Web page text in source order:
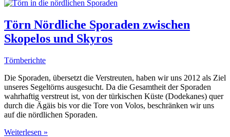
Samos
Kalymnos
–
im
Törn Nördliche Sporaden zwischen
Skopelos und Skyros
Törnberichte
Die Sporaden, übersetzt die Verstreuten, haben wir uns 2012 als Ziel
unseres Segeltörns ausgesucht. Da die Gesamtheit der Sporaden
wahrhaftig verstreut ist, von der türkischen Küste (Dodekanes) quer
durch die Ägäis bis vor die Tore von Volos, beschränken wir uns
auf die nördlichen Sporaden.
Törn
Weiterlesen »